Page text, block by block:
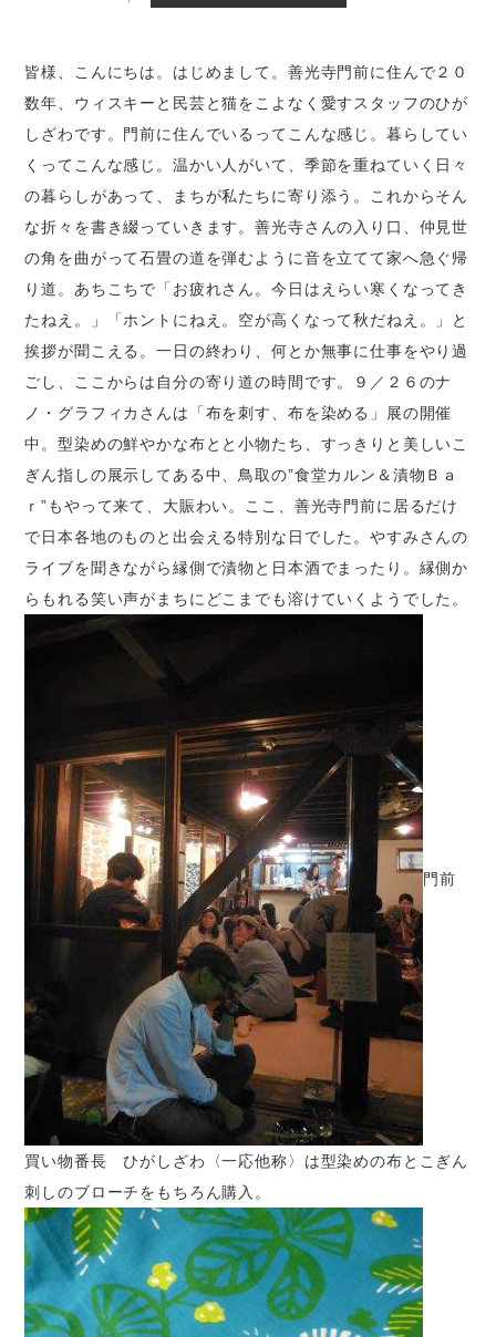
皆様、こんにちは。はじめまして。善光寺門前に住んで２０
数年、ウィスキーと民芸と猫をこよなく愛すスタッフのひが
しざわです。門前に住んでいるってこんな感じ。暮らしてい
くってこんな感じ。温かい人がいて、季節を重ねていく日々
の暮らしがあって、まちが私たちに寄り添う。これからそん
な折々を書き綴っていきます。善光寺さんの入り口、仲見世
の角を曲がって石畳の道を弾むように音を立てて家へ急ぐ帰
り道。あちこちで「お疲れさん。今日はえらい寒くなってき
たねえ。」「ホントにねえ。空が高くなって秋だねえ。」と
挨拶が聞こえる。一日の終わり、何とか無事に仕事をやり過
ごし、ここからは自分の寄り道の時間です。９／２６のナ
ノ・グラフィカさんは「布を刺す、布を染める」展の開催
中。型染めの鮮やかな布とと小物たち、すっきりと美しいこ
ぎん指しの展示してある中、鳥取の”食堂カルン＆漬物Ｂａ
ｒ”もやって来て、大賑わい。ここ、善光寺門前に居るだけ
で日本各地のものと出会える特別な日でした。やすみさんの
ライブを聞きながら縁側で漬物と日本酒でまったり。縁側か
らもれる笑い声がまちにどこまでも溶けていくようでした。
門前
買い物番長 ひがしざわ〈一応他称〉は型染めの布とこぎん
刺しのブローチをもちろん購入。